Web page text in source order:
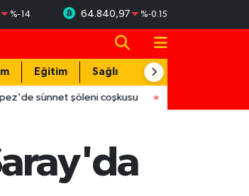
%-14 64.840,97 %-0.15
Eğitim Sağlık Teknoloji
şöleni coşkusu 12:02 ASAT'tan eş zamanlı